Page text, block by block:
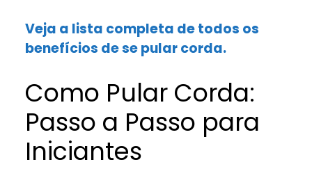
Veja a lista completa de todos os
benefícios de se pular corda.
Como Pular Corda:
Passo a Passo para
Iniciantes